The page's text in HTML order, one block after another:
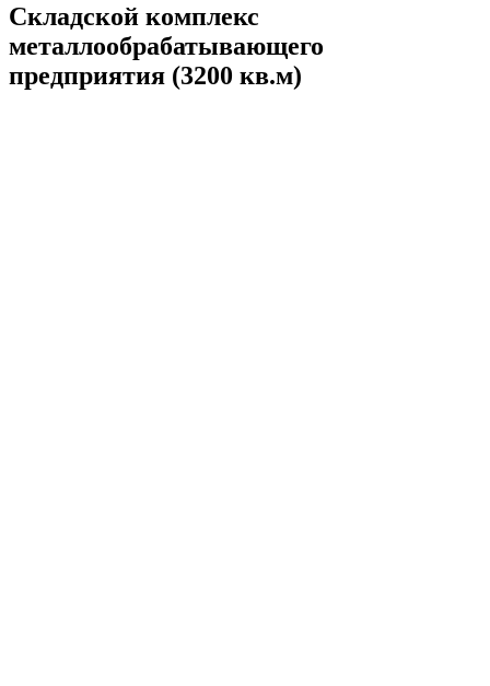
Складской комплекс
металлообрабатывающего
предприятия (3200 кв.м)